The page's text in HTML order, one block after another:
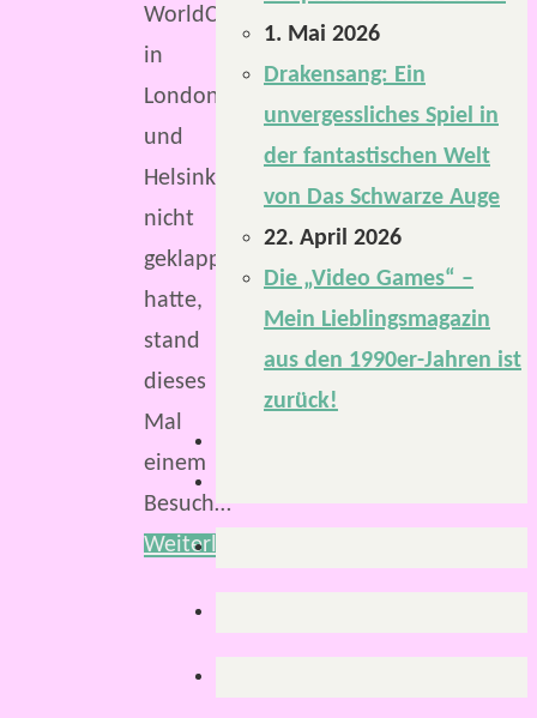
WorldCons
in
London
und
Helsinki
nicht
geklappt
hatte,
stand
dieses
Mal
einem
Besuch…
Weiterlesen
1. Mai 2026
Drakensang: Ein
unvergessliches Spiel in
der fantastischen Welt
von Das Schwarze Auge
22. April 2026
Die „Video Games“ –
Mein Lieblingsmagazin
aus den 1990er-Jahren ist
zurück!